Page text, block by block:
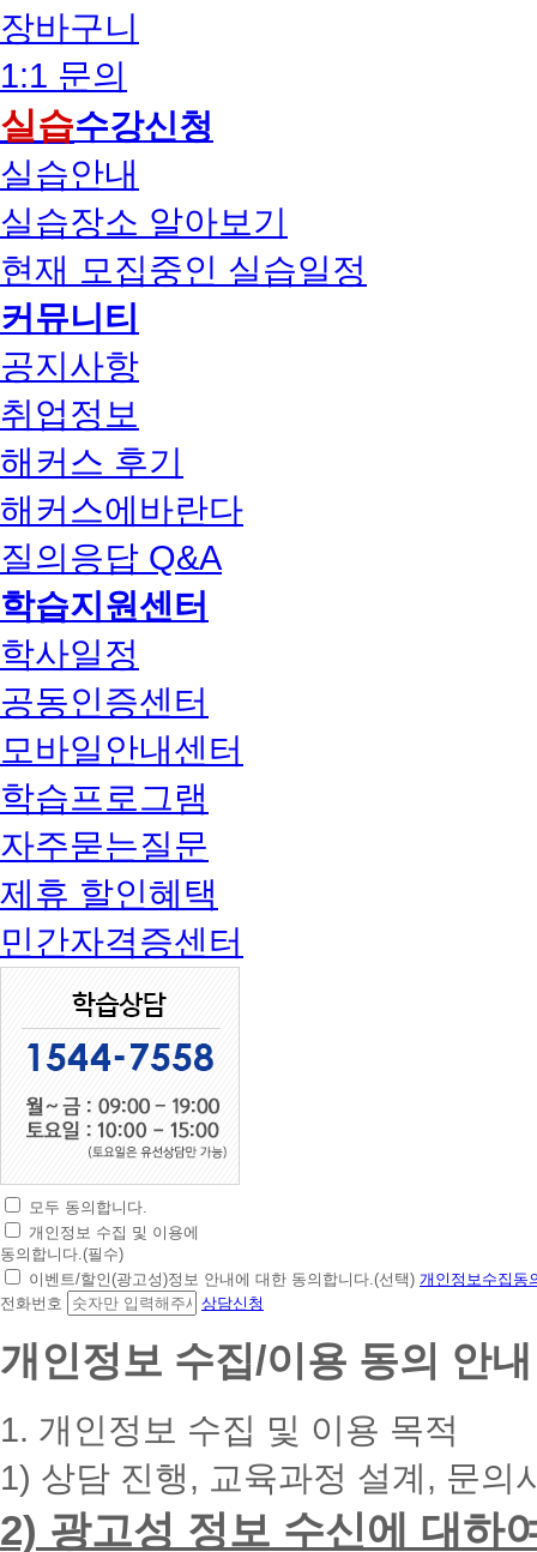
장바구니
1:1 문의
실습수강신청
실습안내
실습장소 알아보기
현재 모집중인 실습일정
커뮤니티
공지사항
취업정보
해커스 후기
해커스에바란다
질의응답 Q&A
학습지원센터
학사일정
공동인증센터
모바일안내센터
학습프로그램
자주묻는질문
제휴 할인혜택
민간자격증센터
초
간
편
상
담
청
대
폰
입
력
모두 동의합니다.
개인정보 수집 및 이용에
동의합니다.(필수)
이벤트/할인(광고성)정보 안내에 대한 동의합니다.(선택) 개인정보수집동
전화번호
상담신청
개인정보 수집/이용 동의 안내
1. 개인정보 수집 및 이용 목적
1) 상담 진행, 교육과정 설계, 문의
2) 광고성 정보 수신에 대하